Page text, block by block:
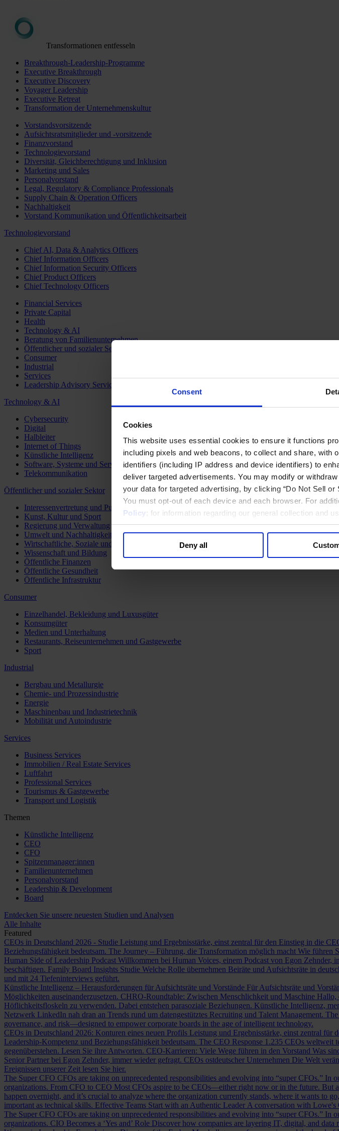
Consent
Cookies
This website uses essential cookies to ensure it functions
including pixels and web beacons, to collect and share,
identifiers (including IP address and device identifiers) to
deliver targeted advertisements. You may modify or
your data for targeted advertising, by clicking “Do Not Sell
You must opt-out of each device and each browser. For
Policy; for information regarding our general collection and
Deny all
Transformationen entfesseln
Breakthrough-Leadership-Programme
Executive Breakthrough
Executive Discovery
Voyager Leadership
Executive Retreat
Transformation der Unternehmenskultur
Vorstandsvorsitzende
Aufsichtsratsmitglieder und -vorsitzende
Finanzvorstand
Technologievorstand
Diversität, Gleichberechtigung und Inklusion
Marketing und Sales
Personalvorstand
Legal, Regulatory & Compliance Professionals
Supply Chain & Operation Officers
Nachhaltigkeit
Vorstand Kommunikation und Öffentlichkeitsarbeit
Technologievorstand
Chief AI, Data & Analytics Officers
Chief Information Officers
Chief Information Security Officers
Chief Product Officers
Chief Technology Officers
Financial Services
Private Capital
Health
Technology & AI
Beratung von Familienunternehmen
Öffentlicher und sozialer Sektor
Consumer
Industrial
Services
Leadership Advisory Services
Technology & AI
Cybersecurity
Digital
Halbleiter
Internet of Things
Künstliche Intelligenz
Software, Systeme und Services
Telekommunikation
Öffentlicher und sozialer Sektor
Interessenvertretung und Public Affairs
Kunst, Kultur und Sport
Regierung und Verwaltung
Umwelt und Nachhaltigkeit
Wirtschaftliche, Soziale und Humanitäre Entwicklung
Wissenschaft und Bildung
Öffentliche Finanzen
Öffentliche Gesundheit
Öffentliche Infrastruktur
Consumer
Einzelhandel, Bekleidung und Luxusgüter
Konsumgüter
Medien und Unterhaltung
Restaurants, Reiseunternehmen und Gastgewerbe
Sport
Industrial
Bergbau und Metallurgie
Chemie- und Prozessindustrie
Energie
Maschinenbau und Industrietechnik
Mobilität und Autoindustrie
Services
Business Services
Immobilien / Real Estate Services
Luftfahrt
Professional Services
Tourismus & Gastgewerbe
Transport und Logistik
Themen
Künstliche Intelligenz
CEO
CFO
Spitzenmanager:innen
Familienunternehmen
Personalvorstand
Leadership & Development
Board
Entdecken Sie unsere neuesten Studien und Analysen
Alle Inhalte
Featured
CEOs in Deutschland 2026 - Studie Leistung und Ergebnisstärke, einst zentral für den Einstieg in die
Beziehungsfähigkeit bedeutsam. The Journey – Führung, die Transformation möglich macht Wie führen
Human Side of Leadership Podcast Willkommen bei Human Voices, einem Podcast von Egon Zehnder,
beschäftigen. Family Board Insights Studie Welche Rolle übernehmen Beiräte und Aufsichtsräte in
und mit 24 Tiefeninterviews geführt.
Künstliche Intelligenz – Herausforderungen für Aufsichtsräte und Vorstände Für Aufsichtsräte und
Möglichkeiten auseinanderzusetzen. CHRO-Roundtable: Zwischen Menschlichkeit und Maschine Hallo,
Höflichkeitsfloskeln zu verwenden. Dabei entstehen parasoziale Beziehungen. Künstliche Intelligenz,
Netzwerk LinkedIn nah dran an Trends rund um datengestütztes Recruiting und Talent Management.
governance, and risk—designed to empower corporate boards in the age of intelligent technology.
CEOs in Deutschland 2026: Konturen eines neuen Profils Leistung und Ergebnisstärke, einst zentral für
Leadership-Kompetenz und Beziehungsfähigkeit bedeutsam. The CEO Response 1.235 CEOs weltweit
gegenüberstehen. Lesen Sie ihre Antworten. CEO-Karrieren: Viele Wege führen in den Vorstand Was
Senior Partner bei Egon Zehnder, immer wieder gefragt. CEOs ostdeutscher Unternehmen Die Welt
Ereignissen unserer Zeit lesen Sie hier.
The Super CFO CFOs are taking on unprecedented responsibilities and evolving into “super CFOs.”
organizations. From CFO to CEO Most CFOs aspire to be CEOs—either right now or in the future. But
happen overnight, and it’s crucial to analyze where the organization currently stands, where it wants
important as technical skills. Effective Teams Start with an Authentic Leader A conversation with Lowe's
The Super CFO CFOs are taking on unprecedented responsibilities and evolving into “super CFOs.”
organizations. CIO Becomes a ‘Yes and’ Role Discover how companies are layering IT, digital, and